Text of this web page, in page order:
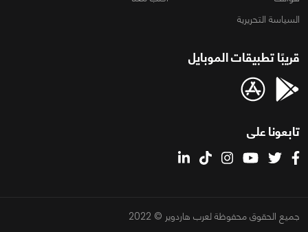
السياسة التحريرية
قريبًا تطبيقات الموبايل
تابعونا على
جميع الحقوق محفوظة لعرب هاردوير © 2022